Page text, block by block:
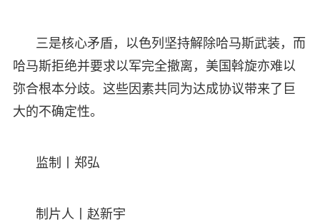
三是核心矛盾，以色列坚持解除哈马斯武装，而
哈马斯拒绝并要求以军完全撤离，美国斡旋亦难以
弥合根本分歧。这些因素共同为达成协议带来了巨
大的不确定性。
监制丨郑弘
制片人丨赵新宇